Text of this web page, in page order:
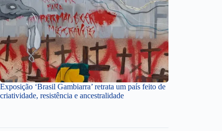
Exposição ‘Brasil Gambiarra’ retrata um país feito de
criatividade, resistência e ancestralidade